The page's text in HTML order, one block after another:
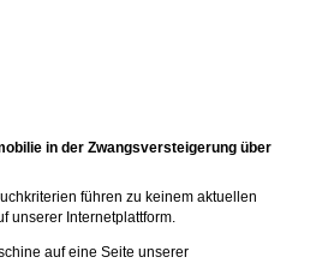
in der Zwangsversteigerung über
führen zu keinem aktuellen
unserer Internetplattform.
auf eine Seite unserer